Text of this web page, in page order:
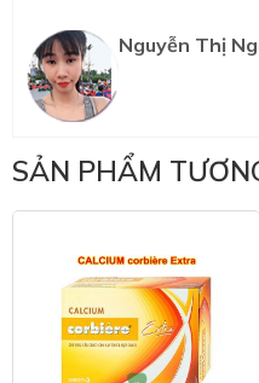
Nguyễn Thị
SẢN PHẨM